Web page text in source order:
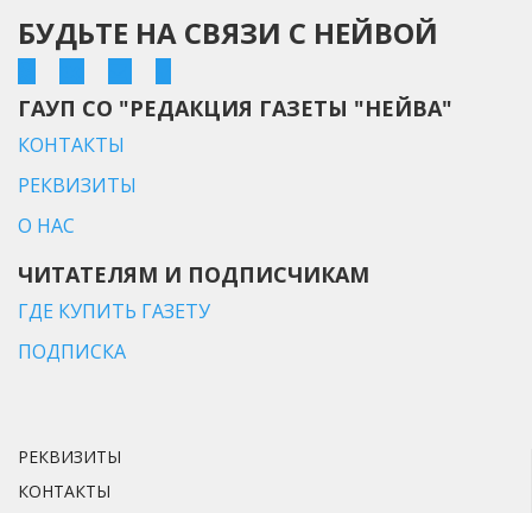
БУДЬТЕ НА СВЯЗИ С НЕЙВОЙ
ГАУП СО "РЕДАКЦИЯ ГАЗЕТЫ "НЕЙВА"
КОНТАКТЫ
РЕКВИЗИТЫ
О НАС
ЧИТАТЕЛЯМ И ПОДПИСЧИКАМ
ГДЕ КУПИТЬ ГАЗЕТУ
ПОДПИСКА
РЕКВИЗИТЫ
КОНТАКТЫ